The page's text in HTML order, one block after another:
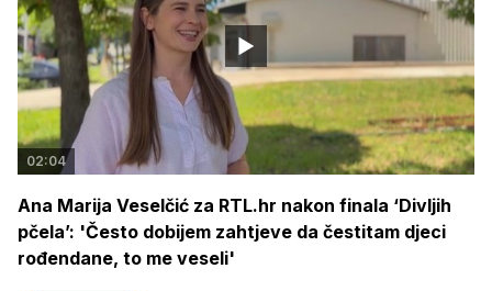
02:04
Ana Marija Veselčić za RTL.hr nakon finala ‘Divljih
pčela’: 'Često dobijem zahtjeve da čestitam djeci
rođendane, to me veseli'